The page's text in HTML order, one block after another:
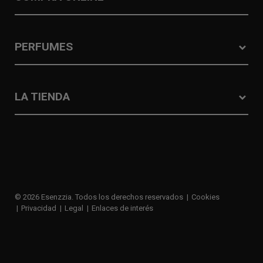
PERFUMES
LA TIENDA
© 2026 Esenzzia. Todos los derechos reservados
Cookies
Privacidad
Legal Enlaces de interés